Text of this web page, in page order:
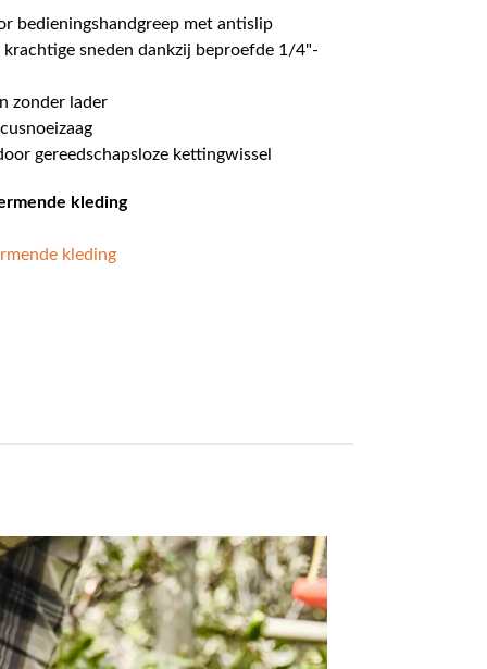
bedieningshandgreep met antislip
krachtige sneden dankzij beproefde 1/4"-
zonder lader
gereedschapsloze kettingwissel
kleding
kleding